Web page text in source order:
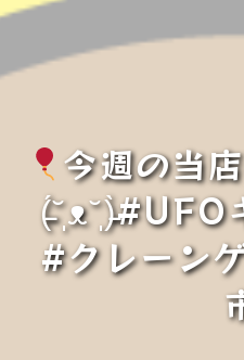
今週の当
(̵̵́˘̩ᴥ˘̩)̵̵̀#UFO
#クレーン